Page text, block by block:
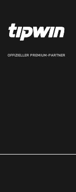
OFFIZIELLER PREMIUM-PARTNER